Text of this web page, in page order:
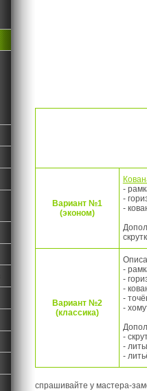
Вариант №1
(эконом)
-
-
-
Вариант №2
(классика)
-
-
-
-
-
-
-
-
спрашивайте у мастера-